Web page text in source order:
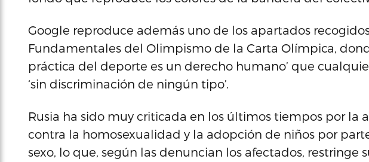
Google reproduce además uno de los apartados
Fundamentales del Olimpismo de la Carta Olímpica,
práctica del deporte es un derecho humano’ que
‘sin discriminación de ningún tipo’.
Rusia ha sido muy criticada en los últimos tiempos por la
contra la homosexualidad y la adopción de niños por
sexo, lo que, según las denuncian los afectados, restringe